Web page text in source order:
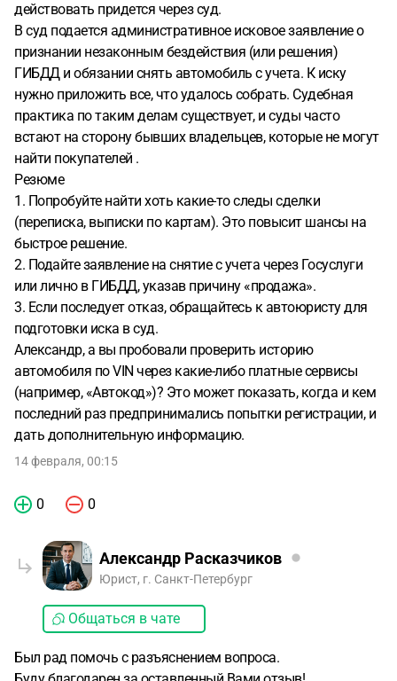
действовать придется через суд.
В суд подается административное исковое заявление о
признании незаконным бездействия (или решения)
ГИБДД и обязании снять автомобиль с учета. К иску
нужно приложить все, что удалось собрать. Судебная
практика по таким делам существует, и суды часто
встают на сторону бывших владельцев, которые не могут
найти покупателей .
Резюме
1. Попробуйте найти хоть какие-то следы сделки
(переписка, выписки по картам). Это повысит шансы на
быстрое решение.
2. Подайте заявление на снятие с учета через Госуслуги
или лично в ГИБДД, указав причину «продажа».
3. Если последует отказ, обращайтесь к автоюристу для
подготовки иска в суд.
Александр, а вы пробовали проверить историю
автомобиля по VIN через какие-либо платные сервисы
(например, «Автокод»)? Это может показать, когда и кем
последний раз предпринимались попытки регистрации, и
дать дополнительную информацию.
14 февраля, 00:15
0 0
Александр Расказчиков
Юрист, г. Санкт-Петербург
Общаться в чате
Был рад помочь с разъяснением вопроса.